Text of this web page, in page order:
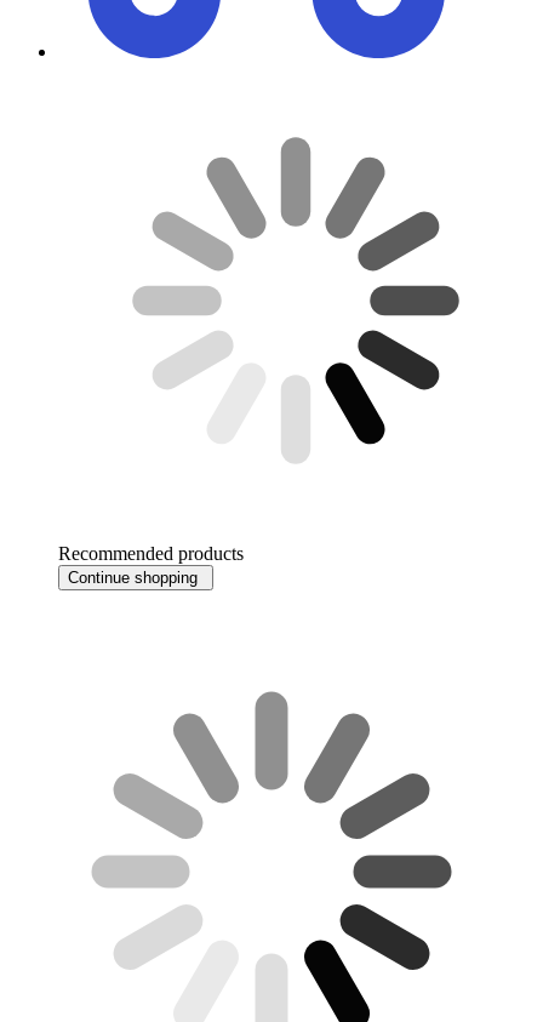
Recommended products
Continue shopping